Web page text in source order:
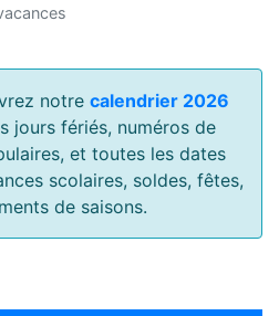
notre calendrier 2026
jours fériés, numéros de
et toutes les dates
scolaires, soldes, fêtes,
de saisons.